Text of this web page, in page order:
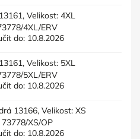
Velikost: 4XL
4XL/ERV
do: 10.8.2026
Velikost: 5XL
5XL/ERV
do: 10.8.2026
13166, Velikost: XS
73778/XS/OP
do: 10.8.2026